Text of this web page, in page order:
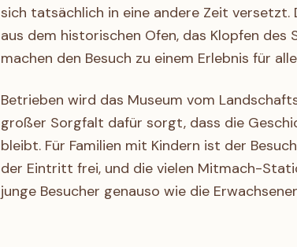
sich tatsächlich in eine andere Zeit
aus dem historischen Ofen, das Klopfen des
machen den Besuch zu einem Erlebnis für
Betrieben wird das Museum vom
großer Sorgfalt dafür sorgt, dass die
bleibt. Für Familien mit Kindern ist der
der Eintritt frei, und die vielen Mitmach-
junge Besucher genauso wie die